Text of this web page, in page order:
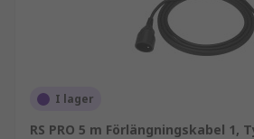
I lager
RS PRO 5 m Förlängningskabel 1,